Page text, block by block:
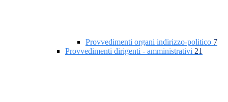
Provvedimenti organi indirizzo-politico 7
Provvedimenti dirigenti - amministrativi 21